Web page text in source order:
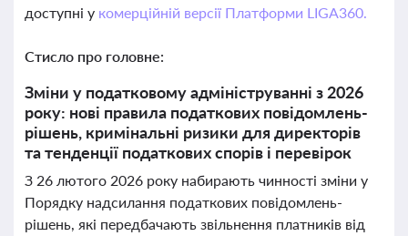
доступні у комерційній версії Платформи LIGA360.
Стисло про головне:
Зміни у податковому адмініструванні з 2026
року: нові правила податкових повідомлень-
рішень, кримінальні ризики для директорів
та тенденції податкових спорів і перевірок
З 26 лютого 2026 року набирають чинності зміни у
Порядку надсилання податкових повідомлень-
рішень, які передбачають звільнення платників від